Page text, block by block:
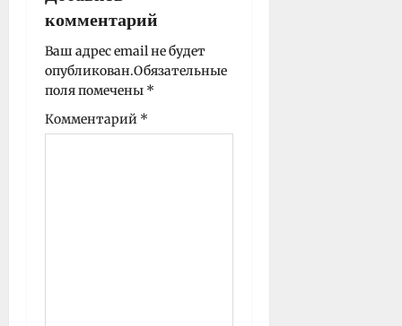
п
и
с
и
комментарий
Ваш адрес email не будет
опубликован.Обязательные
поля помечены *
Комментарий *